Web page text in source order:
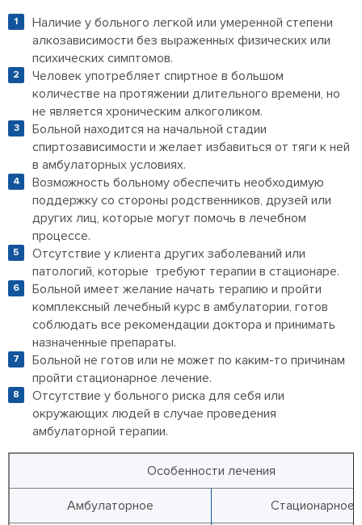
Наличие у больного легкой или умеренной степени
алкозависимости без выраженных физических или
психических симптомов.
Человек употребляет спиртное в большом
количестве на протяжении длительного времени, но
не является хроническим алкоголиком.
Больной находится на начальной стадии
спиртозависимости и желает избавиться от тяги к ней
в амбулаторных условиях.
Возможность больному обеспечить необходимую
поддержку со стороны родственников, друзей или
других лиц, которые могут помочь в лечебном
процессе.
Отсутствие у клиента других заболеваний или
патологий, которые требуют терапии в стационаре.
Больной имеет желание начать терапию и пройти
комплексный лечебный курс в амбулатории, готов
соблюдать все рекомендации доктора и принимать
назначенные препараты.
Больной не готов или не может по каким-то причинам
пройти стационарное лечение.
Отсутствие у больного риска для себя или
окружающих людей в случае проведения
амбулаторной терапии.
Особенности лечения
Амбулаторное Стационарное